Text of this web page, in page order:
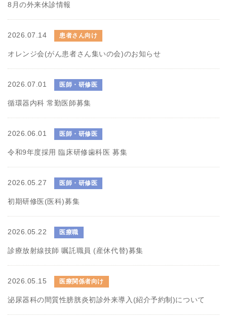
8月の外来休診情報
2026.07.14 患者さん向け
オレンジ会(がん患者さん集いの会)のお知らせ
2026.07.01 医師・研修医
循環器内科 常勤医師募集
2026.06.01 医師・研修医
令和9年度採用 臨床研修歯科医 募集
2026.05.27 医師・研修医
初期研修医(医科)募集
2026.05.22 医療職
診療放射線技師 嘱託職員 (産休代替)募集
2026.05.15 医療関係者向け
泌尿器科の間質性膀胱炎初診外来導入(紹介予約制)について